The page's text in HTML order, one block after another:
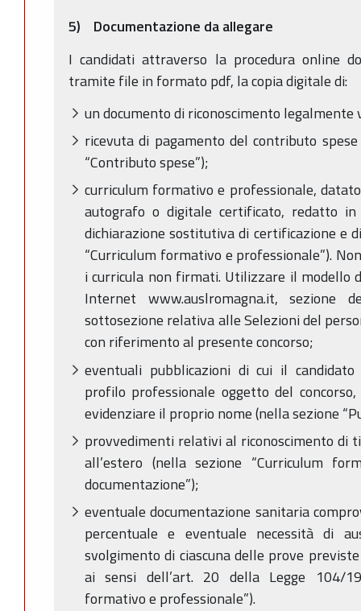
5) Documentazione da allegare
I candidati attraverso la procedura online
tramite file in formato pdf, la copia digitale di:
un documento di riconoscimento legalmente
ricevuta di pagamento del contributo
“Contributo spese”);
curriculum formativo e professionale,
autografo o digitale certificato, redatto
dichiarazione sostitutiva di certificazione e
“Curriculum formativo e professionale”).
i curricula non firmati. Utilizzare il modello
Internet www.auslromagna.it, sezione
sottosezione relativa alle Selezioni del
con riferimento al presente concorso;
eventuali pubblicazioni di cui il
profilo professionale oggetto del
evidenziare il proprio nome (nella sezione
provvedimenti relativi al riconoscimento di
all’estero (nella sezione “Curriculum
documentazione”);
eventuale documentazione sanitaria
percentuale e eventuale necessità di
svolgimento di ciascuna delle prove
ai sensi dell’art. 20 della Legge 104/
formativo e professionale”).